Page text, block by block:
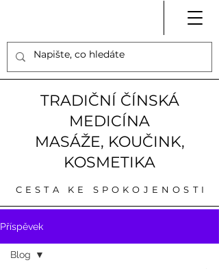
TRADIČNÍ ČÍNSKÁ
MEDICÍNA
MASÁŽE, KOUČINK,
KOSMETIKA
CESTA KE SPOKOJENOSTI
Příspěvek
Blog